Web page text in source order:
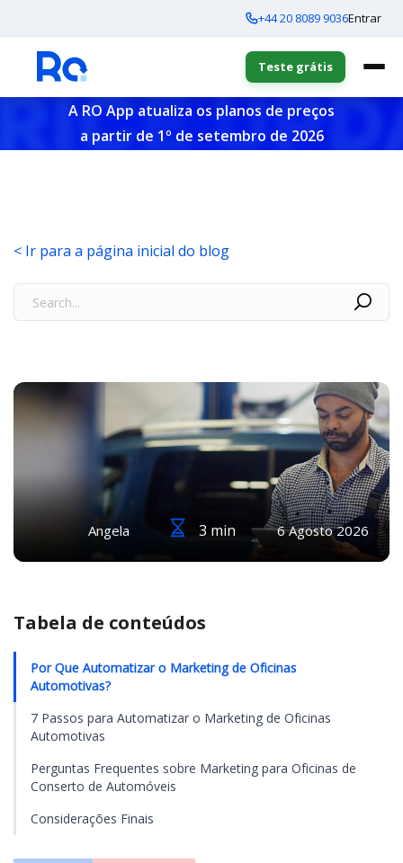
+44 20 8089 9036Entrar
Teste grátis
A RO App atualiza os planos de preços
a partir de 1º de setembro de 2026
< Ir para a página inicial do blog
Angela 3 min 6 Agosto 2026
Tabela de conteúdos
Por Que Automatizar o Marketing de Oficinas
Automotivas?
7 Passos para Automatizar o Marketing de Oficinas
Automotivas
Perguntas Frequentes sobre Marketing para Oficinas de
Conserto de Automóveis
Considerações Finais